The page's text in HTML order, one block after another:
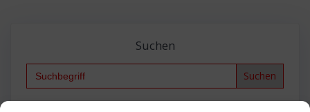
Suchen
Search